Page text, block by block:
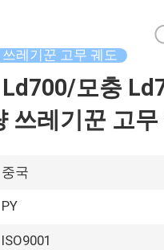
쓰레기꾼 고무 궤도
모충
쓰레기꾼 고무
중국
PY
ISO9001